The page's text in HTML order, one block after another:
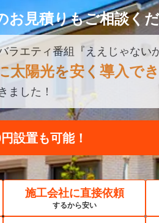
お見積りもご相談く
ラエティ番組 『ええじゃない
太陽光を安く導入でき
ました！
てみる
施工会社に直接依頼
するから安い